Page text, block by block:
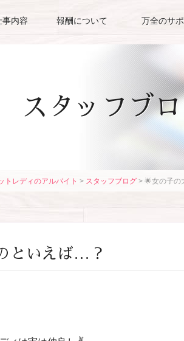
事内容 報酬について 万全のサ
スタッフブ
トレディのアルバイト > スタッフブログ > 🌟女の子の
といえば…？